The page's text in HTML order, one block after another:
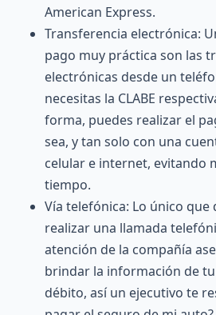
American Express.
Transferencia electrónica:
pago muy práctica son las
electrónicas desde un
necesitas la CLABE
forma, puedes realizar el
sea, y tan solo con una
celular e internet, evitando
tiempo.
Vía telefónica: Lo único que
realizar una llamada
atención de la compañía
brindar la información de
débito, así un ejecutivo te